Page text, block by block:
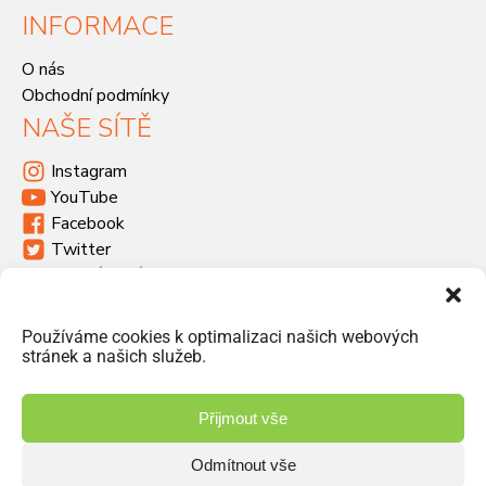
Používáme cookies k optimalizaci našich webových
stránek a našich služeb.
Přijmout vše
Odmítnout vše
INFORMACE
O nás
Obchodní podmínky
NAŠE SÍTĚ
Instagram
YouTube
Facebook
Twitter
Havlíčkova 46, 533 03 Dašice
+420 466 951 103